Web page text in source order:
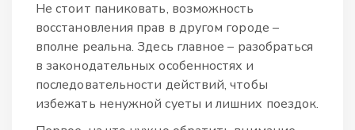
Не стоит паниковать, возможность
восстановления прав в другом городе –
вполне реальна. Здесь главное – разобраться
в законодательных особенностях и
последовательности действий, чтобы
избежать ненужной суеты и лишних поездок.